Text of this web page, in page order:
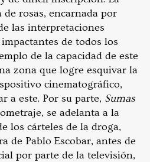
rosas, encarnada por
las interpretaciones
de todos los
de la capacidad de este
zona que logre esquivar la
cinematográfico,
a este. Por su parte, Sumas
se adelanta a la
los cárteles de la droga,
de Pablo Escobar, antes de
por parte de la televisión,